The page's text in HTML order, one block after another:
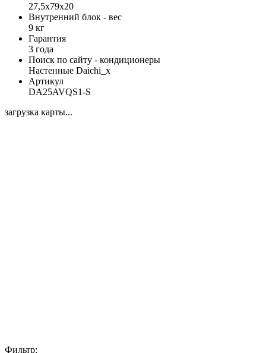
27,5х79х20
Внутренний блок - вес
9 кг
Гарантия
3 года
Поиск по сайту - кондиционеры
Настенные Daichi_x
Артикул
DA25AVQS1-S
загрузка карты...
Фильтр: